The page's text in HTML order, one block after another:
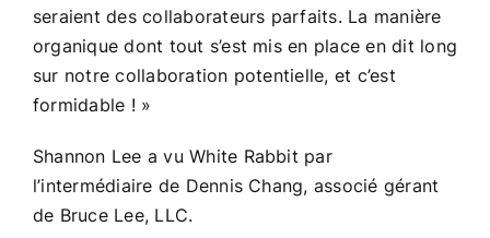
seraient des collaborateurs parfaits. La manière
organique dont tout s’est mis en place en dit long
sur notre collaboration potentielle, et c’est
formidable ! »
Shannon Lee a vu White Rabbit par
l’intermédiaire de Dennis Chang, associé gérant
de Bruce Lee, LLC.